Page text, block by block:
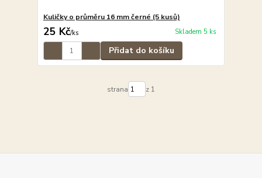
Kuličky o průměru 16 mm černé (5 kusů)
25 Kč/ks Skladem 5 ks
Přidat do košíku
strana z 1